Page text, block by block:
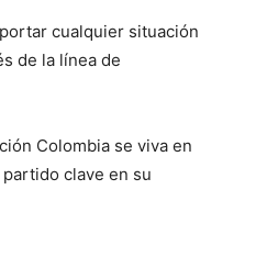
cualquier situación
de la línea de
Colombia se viva en
clave en su